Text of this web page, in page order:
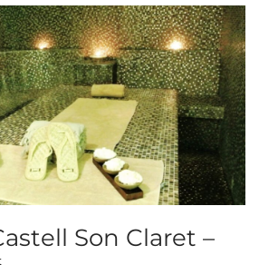
Son Claret –